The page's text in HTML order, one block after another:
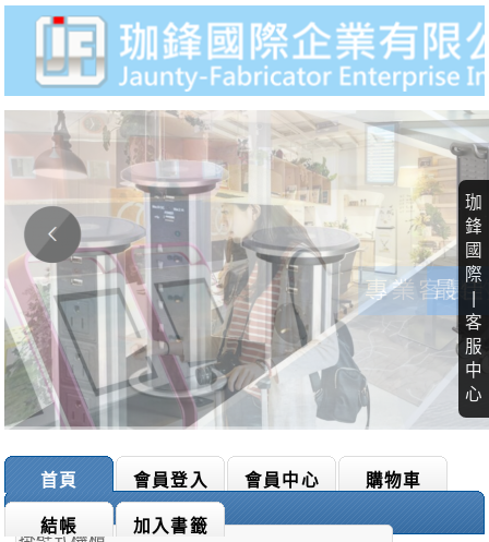
珈
鋒
國
際
客
服
中
心
首頁 會員登入 會員中心 購物車
結帳 加入書籤
商品搜尋：